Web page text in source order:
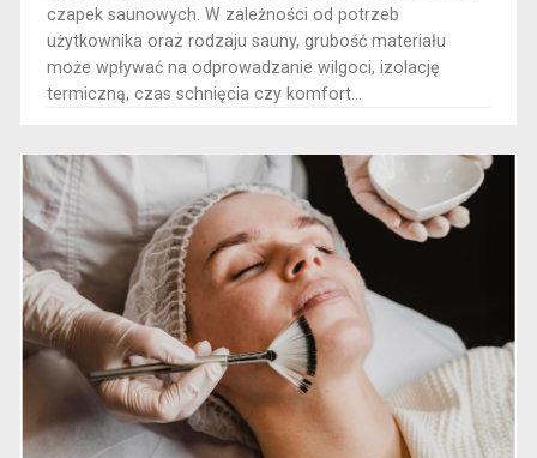
czapek saunowych. W zależności od potrzeb
użytkownika oraz rodzaju sauny, grubość materiału
może wpływać na odprowadzanie wilgoci, izolację
termiczną, czas schnięcia czy komfort...